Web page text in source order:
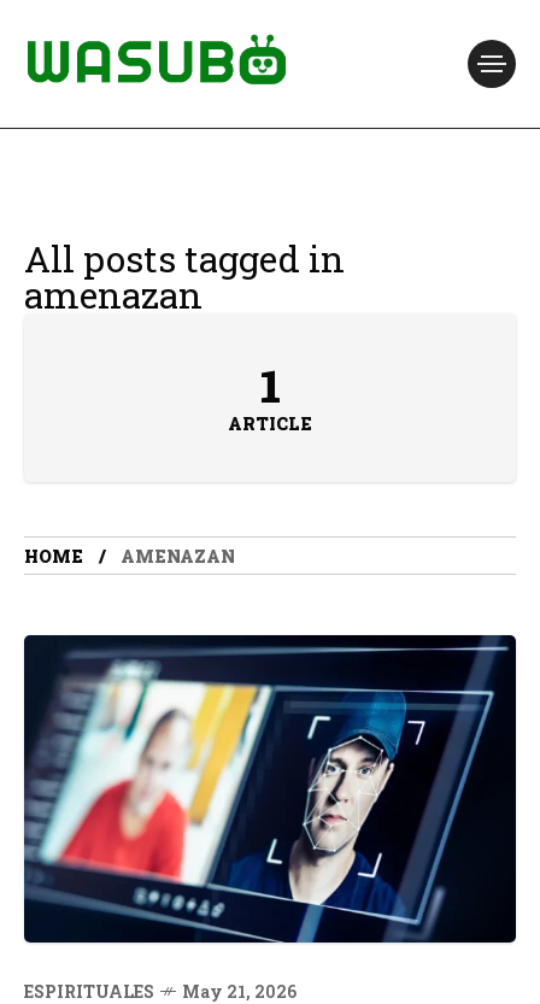
All posts tagged in
amenazan
1
ARTICLE
HOME AMENAZAN
ESPIRITUALES May 21, 2026